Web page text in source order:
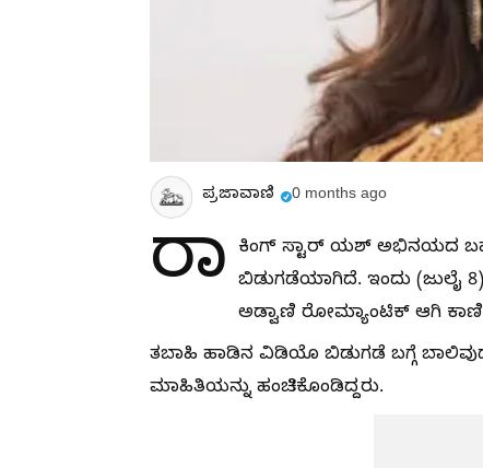
ಪ್ರಜಾವಾಣಿ 0 months ago
ರಾ ಕಿಂಗ್ ಸ್ಟಾರ್ ಯಶ್ ಅಭಿನಯದ
ಬಿಡುಗಡೆಯಾಗಿದೆ. ಇಂದು (ಜುಲೈ
ಅಡ್ವಾಣಿ ರೋಮ್ಯಾಂಟಿಕ್ ಆಗಿ
ತಬಾಹಿ ಹಾಡಿನ ವಿಡಿಯೊ ಬಿಡುಗಡೆ ಬಗ್ಗೆ
ಮಾಹಿತಿಯನ್ನು ಹಂಚಿಕೊಂಡಿದ್ದರು.